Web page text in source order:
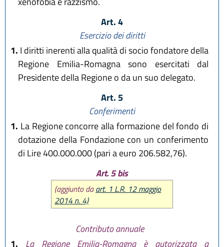
Art. 4
Esercizio dei diritti
1. I diritti inerenti alla qualità di socio fondatore della
Regione Emilia-Romagna sono esercitati dal
Presidente della Regione o da un suo delegato.
Art. 5
Conferimenti
1. La Regione concorre alla formazione del fondo di
dotazione della Fondazione con un conferimento
di Lire 400.000.000 (pari a euro 206.582,76).
Art. 5 bis
(aggiunto daart. 1 L.R. 12 maggio
2014 n. 4)
Contributo annuale
1.
La Regione Emilia-Romagna è autorizzata a